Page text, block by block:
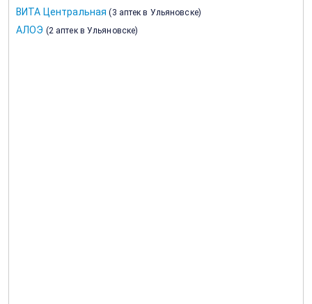
ВИТА Центральная ( 3 аптек в Ульяновске)
АЛОЭ (2 аптек в Ульяновске)